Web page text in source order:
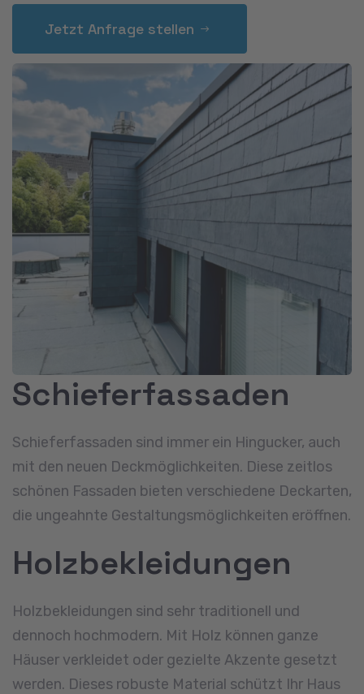
Jetzt Anfrage stellen
Schieferfassaden
Schieferfassaden sind immer ein Hingucker, auch
mit den neuen Deckmöglichkeiten. Diese zeitlos
schönen Fassaden bieten verschiedene Deckarten,
die ungeahnte Gestaltungsmöglichkeiten eröffnen.
Holzbekleidungen
Holzbekleidungen sind sehr traditionell und
dennoch hochmodern. Mit Holz können ganze
Häuser verkleidet oder gezielte Akzente gesetzt
werden. Dieses robuste Material schützt Ihr Haus